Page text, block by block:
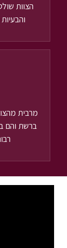
הצוות
ברשת והם